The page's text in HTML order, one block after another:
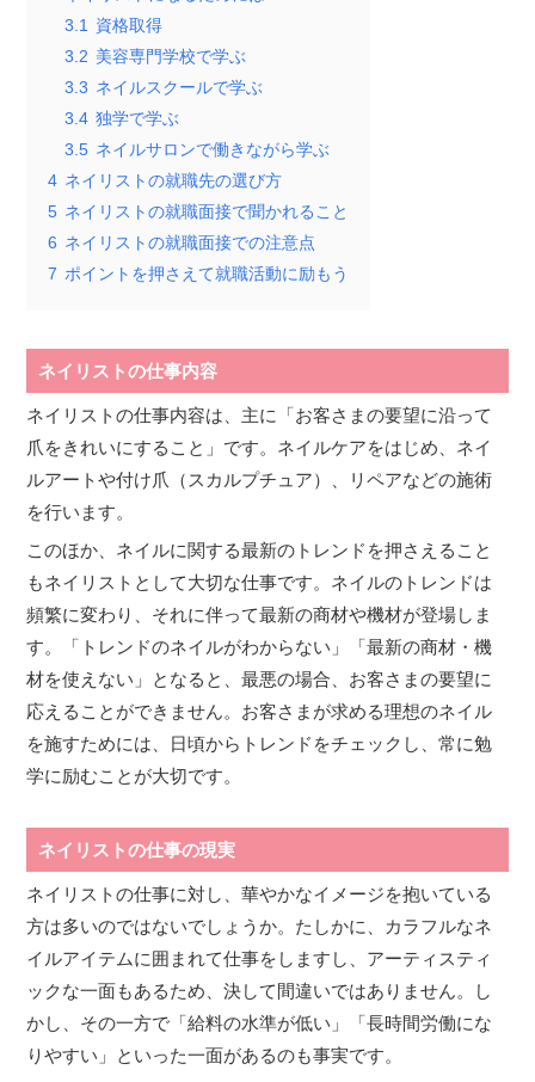
3.1 資格取得
3.2 美容専門学校で学ぶ
3.3 ネイルスクールで学ぶ
3.4 独学で学ぶ
3.5 ネイルサロンで働きながら学ぶ
4 ネイリストの就職先の選び方
5 ネイリストの就職面接で聞かれること
6 ネイリストの就職面接での注意点
7 ポイントを押さえて就職活動に励もう
ネイリストの仕事内容
ネイリストの仕事内容は、主に「お客さまの要望に沿って
爪をきれいにすること」です。ネイルケアをはじめ、ネイ
ルアートや付け爪（スカルプチュア）、リペアなどの施術
を行います。
このほか、ネイルに関する最新のトレンドを押さえること
もネイリストとして大切な仕事です。ネイルのトレンドは
頻繁に変わり、それに伴って最新の商材や機材が登場しま
す。「トレンドのネイルがわからない」「最新の商材・機
材を使えない」となると、最悪の場合、お客さまの要望に
応えることができません。お客さまが求める理想のネイル
を施すためには、日頃からトレンドをチェックし、常に勉
学に励むことが大切です。
ネイリストの仕事の現実
ネイリストの仕事に対し、華やかなイメージを抱いている
方は多いのではないでしょうか。たしかに、カラフルなネ
イルアイテムに囲まれて仕事をしますし、アーティスティ
ックな一面もあるため、決して間違いではありません。し
かし、その一方で「給料の水準が低い」「長時間労働にな
りやすい」といった一面があるのも事実です。